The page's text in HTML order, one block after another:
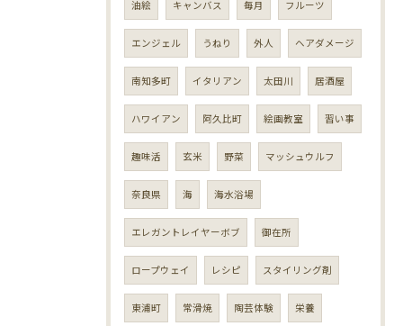
油絵 キャンバス 毎月 フルーツ
エンジェル うねり 外人 ヘアダメージ
南知多町 イタリアン 太田川 居酒屋
ハワイアン 阿久比町 絵画教室 習い事
趣味活 玄米 野菜 マッシュウルフ
奈良県 海 海水浴場
エレガントレイヤーボブ 御在所
ロープウェイ レシピ スタイリング剤
東浦町 常滑焼 陶芸体験 栄養